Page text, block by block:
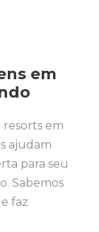
em
resorts em
ajudam
para seu
Sabemos
faz